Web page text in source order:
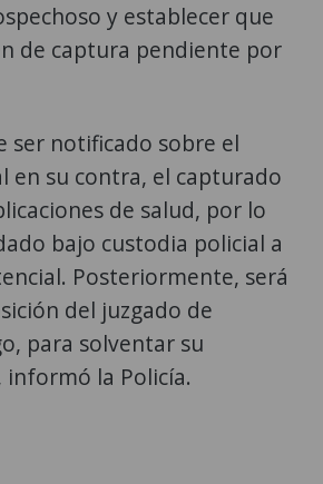
y establecer que
de captura pendiente por
ser notificado sobre el
en su contra, el capturado
de salud, por lo
bajo custodia policial a
Posteriormente, será
del juzgado de
para solventar su
informó la Policía.